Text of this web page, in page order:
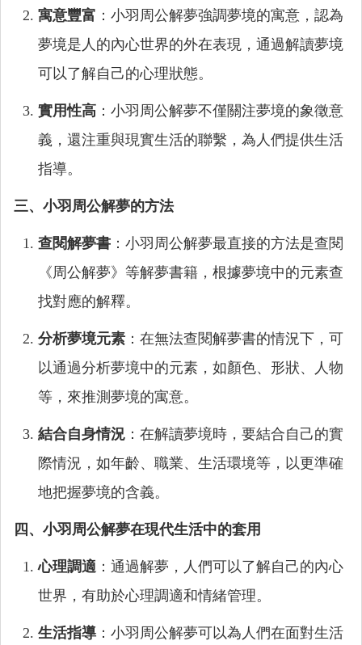
寓意豐富 ：小羽周公解夢強調夢境的寓意，認為
夢境是人的內心世界的外在表現，通過解讀夢境
可以了解自己的心理狀態。
實用性高 ：小羽周公解夢不僅關注夢境的象徵意
義，還注重與現實生活的聯繫，為人們提供生活
指導。
三、小羽周公解夢的方法
查閱解夢書 ：小羽周公解夢最直接的方法是查閱
《周公解夢》等解夢書籍，根據夢境中的元素查
找對應的解釋。
分析夢境元素 ：在無法查閱解夢書的情況下，可
以通過分析夢境中的元素，如顏色、形狀、人物
等，來推測夢境的寓意。
結合自身情況 ：在解讀夢境時，要結合自己的實
際情況，如年齡、職業、生活環境等，以更準確
地把握夢境的含義。
四、小羽周公解夢在現代生活中的套用
心理調適 ：通過解夢，人們可以了解自己的內心
世界，有助於心理調適和情緒管理。
生活指導 ：小羽周公解夢可以為人們在面對生活